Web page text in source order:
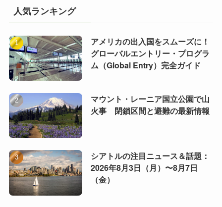
人気ランキング
アメリカの出入国をスムーズに！
グローバルエントリー・プログラ
ム（Global Entry）完全ガイド
マウント・レーニア国立公園で山
火事 閉鎖区間と避難の最新情報
シアトルの注目ニュース＆話題：
2026年8月3日（月）〜8月7日
（金）